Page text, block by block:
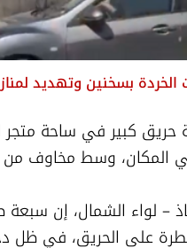
بسخنين وتهديد
المكان، وسط مخاوف من